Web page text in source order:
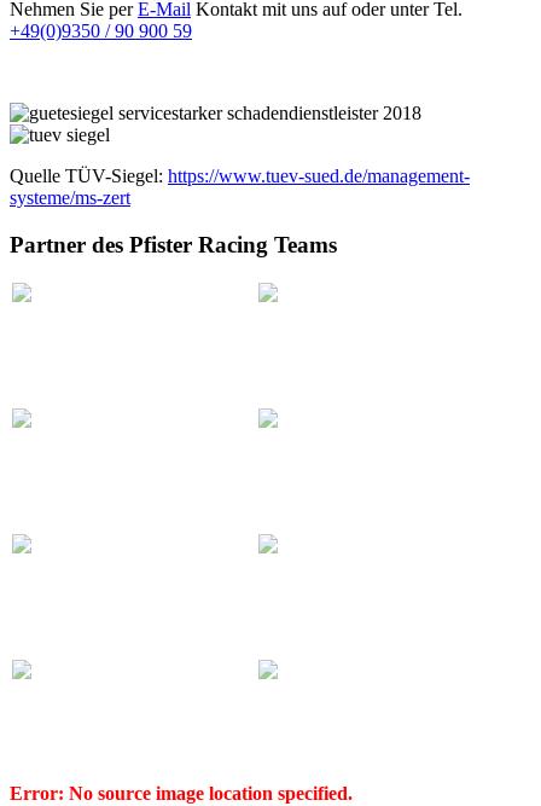
Nehmen Sie perE-Mail Kontakt mit uns auf oder unter Tel.
+49(0)9350 / 90 900 59
Quelle TÜV-Siegel: https://www.tuev-sued.de/management-
systeme/ms-zert
Partner des Pfister Racing Teams
Error: No source image location specified.